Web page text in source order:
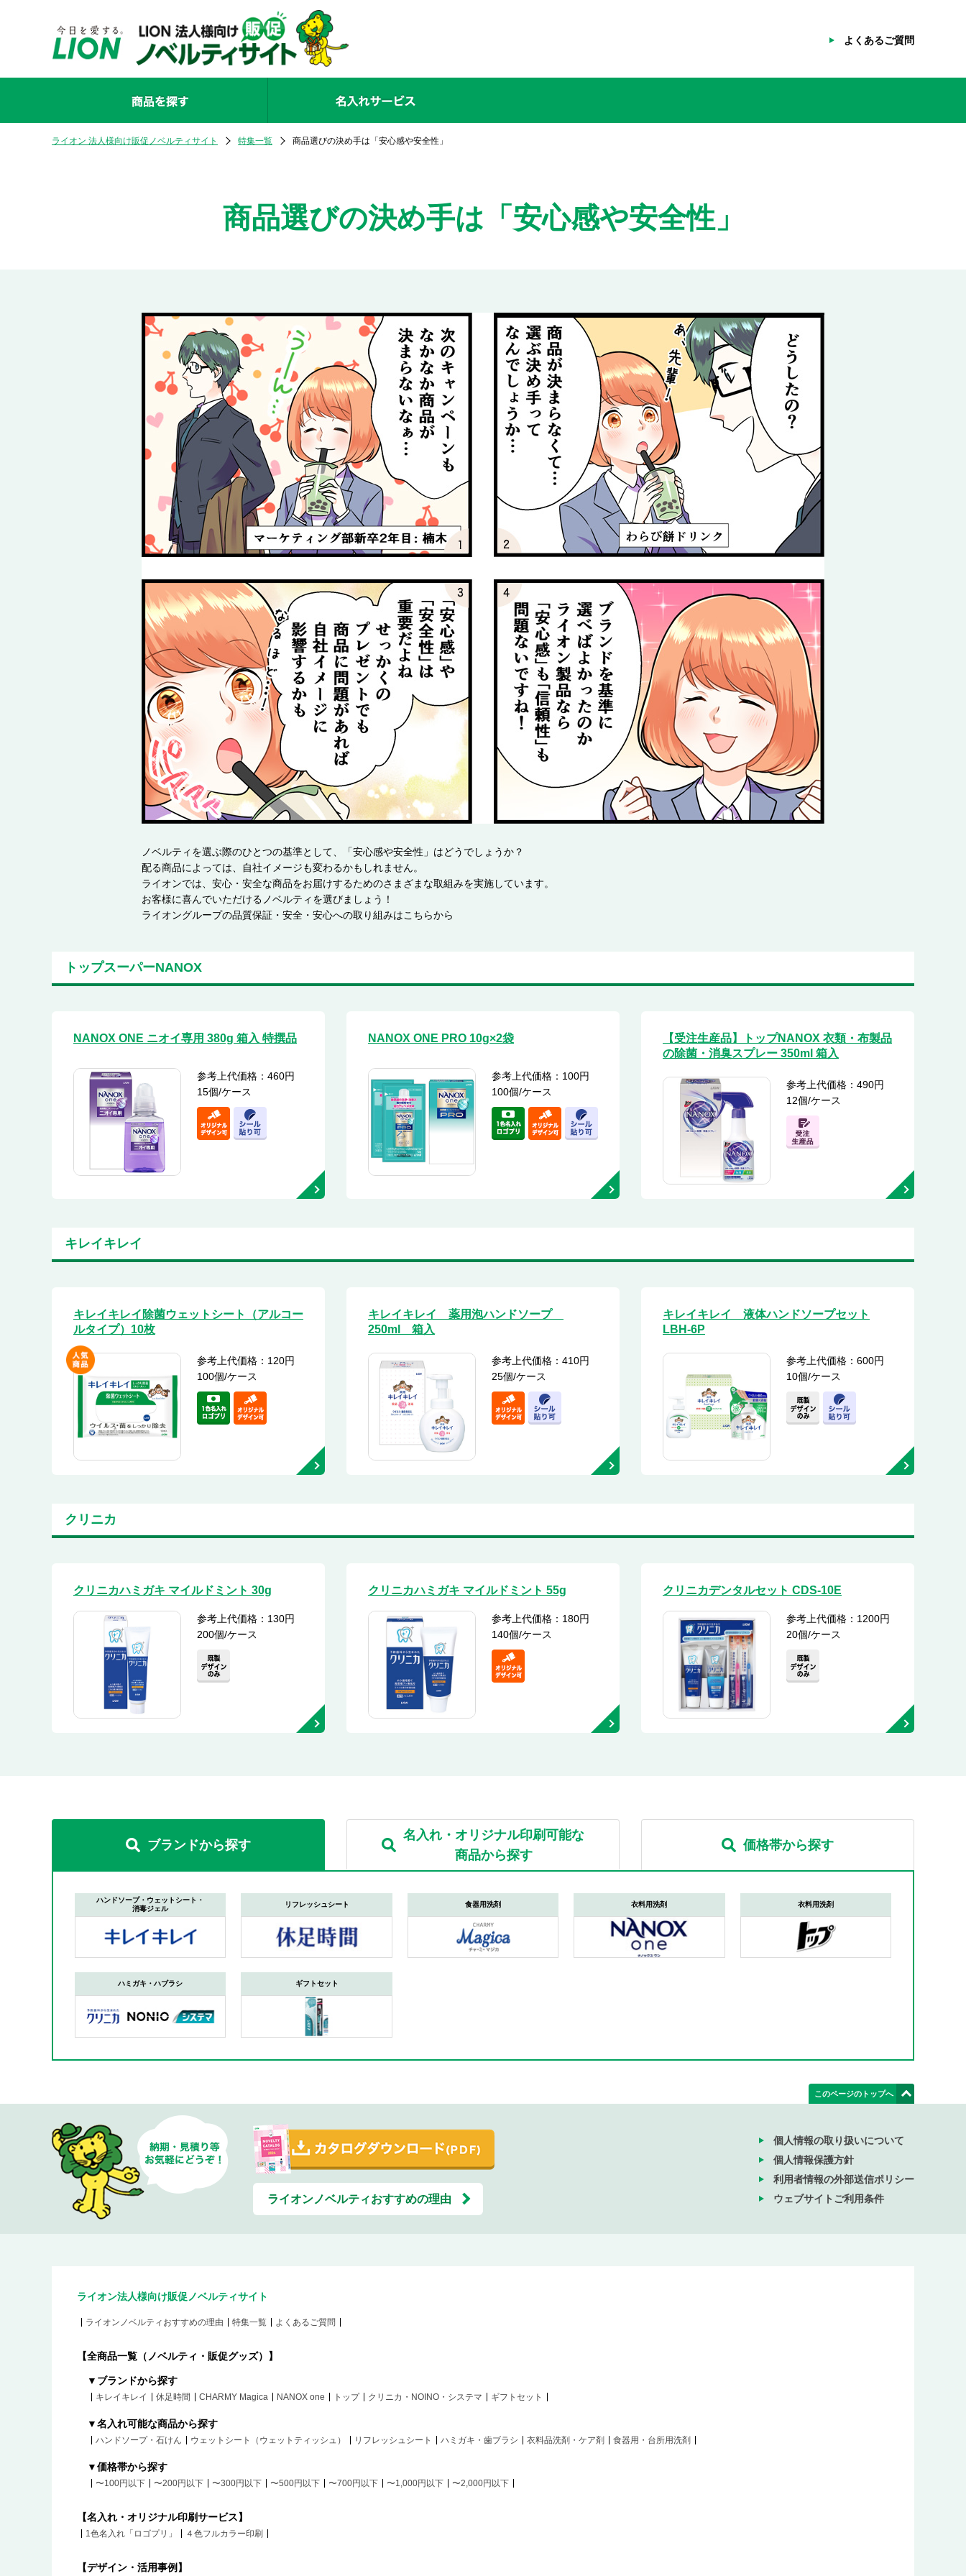
よくあるご質問
ライオン 法人様向け販促ノベルティサイト 特集一覧 商品選びの決め手は「安心感や安全性」
商品選びの決め手は「安心感や安全性」
ノベルティを選ぶ際のひとつの基準として、「安心感や安全性」はどうでしょうか？
配る商品によっては、自社イメージも変わるかもしれません。
ライオンでは、安心・安全な商品をお届けするためのさまざまな取組みを実施しています。
お客様に喜んでいただけるノベルティを選びましょう！
ライオングループの品質保証・安全・安心への取り組みはこちらから
トップスーパーNANOX
NANOX ONE ニオイ専用 380g 箱入 特撰品
参考上代価格：460円
15個/ケース
NANOX ONE PRO 10g×2袋
参考上代価格：100円
100個/ケース
【受注生産品】トップNANOX 衣類・布製品
の除菌・消臭スプレー 350ml 箱入
参考上代価格：490円
12個/ケース
キレイキレイ
キレイキレイ除菌ウェットシート（アルコー
ルタイプ）10枚
参考上代価格：120円
100個/ケース
キレイキレイ 薬用泡ハンドソープ
250ml 箱入
参考上代価格：410円
25個/ケース
キレイキレイ 液体ハンドソープセット
LBH-6P
参考上代価格：600円
10個/ケース
クリニカ
クリニカハミガキ マイルドミント 30g
参考上代価格：130円
200個/ケース
クリニカハミガキ マイルドミント 55g
参考上代価格：180円
140個/ケース
クリニカデンタルセット CDS-10E
参考上代価格：1200円
20個/ケース
ブランドから探す
名入れ・オリジナル印刷可能な
商品から探す
価格帯から探す
ハンドソープ・ウェットシート・
消毒ジェル
リフレッシュシート 食器用洗剤 衣料用洗剤 衣料用洗剤
ハミガキ・ハブラシ ギフトセット
このページのトップへ
ライオンノベルティおすすめの理由
個人情報の取り扱いについて
個人情報保護方針
利用者情報の外部送信ポリシー
ウェブサイトご利用条件
ライオン法人様向け販促ノベルティサイト
ライオンノベルティおすすめの理由 特集一覧 よくあるご質問
【全商品一覧（ノベルティ・販促グッズ）】
▼ブランドから探す
キレイキレイ 休足時間 CHARMY Magica NANOX one トップ クリニカ・NOINO・システマ ギフトセット
▼名入れ可能な商品から探す
ハンドソープ・石けん ウェットシート（ウェットティッシュ） リフレッシュシート ハミガキ・歯ブラシ 衣料品洗剤・ケア剤 食器用・台所用洗剤
▼価格帯から探す
〜100円以下 〜200円以下 〜300円以下 〜500円以下 〜700円以下 〜1,000円以下 〜2,000円以下
【名入れ・オリジナル印刷サービス】
1色名入れ「ロゴプリ」 ４色フルカラー印刷
【デザイン・活用事例】